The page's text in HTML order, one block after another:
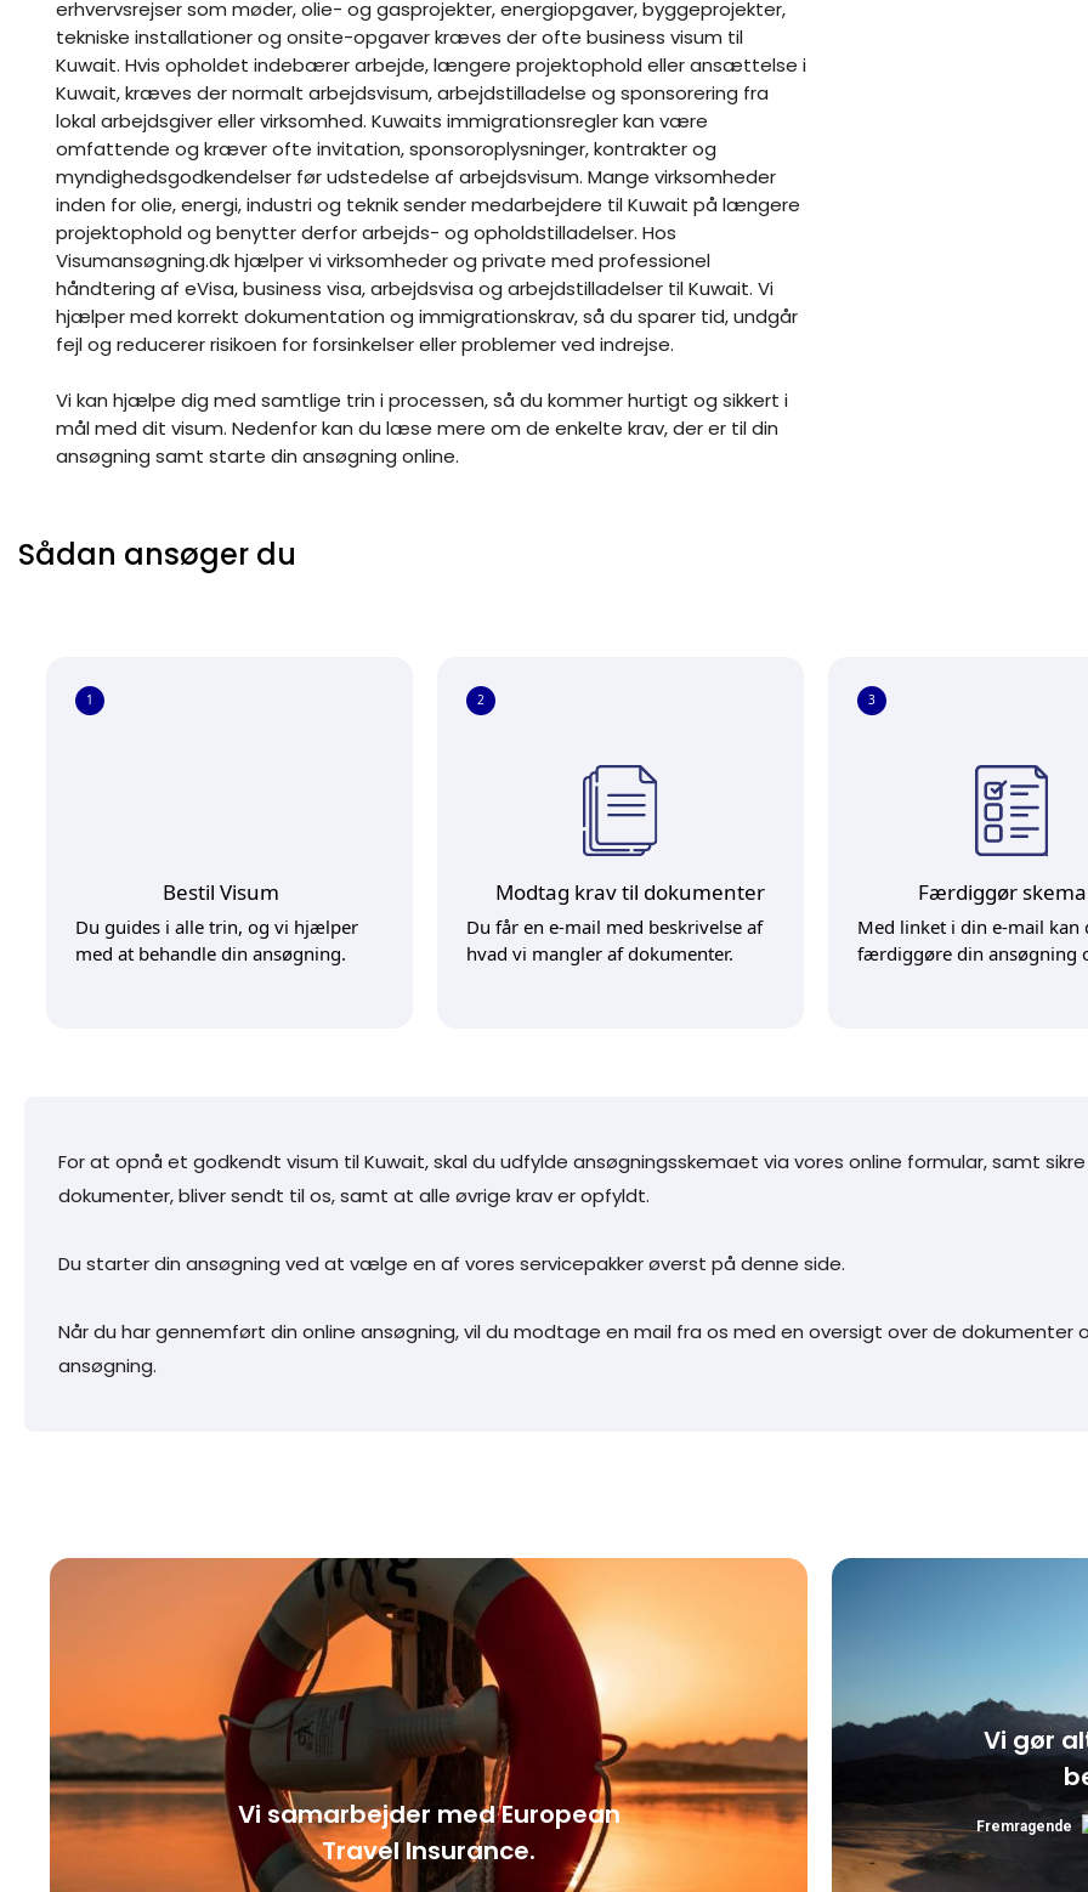
erhvervsrejser som møder, olie- og gasprojekter, energiopgaver, byggeprojekter,
tekniske installationer og onsite-opgaver kræves der ofte business visum til
Kuwait. Hvis opholdet indebærer arbejde, længere projektophold eller ansættelse i
Kuwait, kræves der normalt arbejdsvisum, arbejdstilladelse og sponsorering fra
lokal arbejdsgiver eller virksomhed. Kuwaits immigrationsregler kan være
omfattende og kræver ofte invitation, sponsoroplysninger, kontrakter og
myndighedsgodkendelser før udstedelse af arbejdsvisum. Mange virksomheder
inden for olie, energi, industri og teknik sender medarbejdere til Kuwait på længere
projektophold og benytter derfor arbejds- og opholdstilladelser. Hos
Visumansøgning.dk hjælper vi virksomheder og private med professionel
håndtering af eVisa, business visa, arbejdsvisa og arbejdstilladelser til Kuwait. Vi
hjælper med korrekt dokumentation og immigrationskrav, så du sparer tid, undgår
fejl og reducerer risikoen for forsinkelser eller problemer ved indrejse.
Vi kan hjælpe dig med samtlige trin i processen, så du kommer hurtigt og sikkert i
mål med dit visum. Nedenfor kan du læse mere om de enkelte krav, der er til din
ansøgning samt starte din ansøgning online.
Sådan ansøger du
1
Bestil Visum
Du guides i alle trin, og vi hjælper
med at behandle din ansøgning.
2
Modtag krav til dokumenter
Du får en e-mail med beskrivelse af
hvad vi mangler af dokumenter.
3
Færdiggør skema
Med linket i din e-mail kan
færdiggøre din ansøgning
For at opnå et godkendt visum til Kuwait, skal du udfylde ansøgningsskemaet via vores online formular, samt
dokumenter, bliver sendt til os, samt at alle øvrige krav er opfyldt.
Du starter din ansøgning ved at vælge en af vores servicepakker øverst på denne side.
Når du har gennemført din online ansøgning, vil du modtage en mail fra os med en oversigt over de
ansøgning.
Vi samarbejder med European
Travel Insurance.
Vi gør
Fremragende